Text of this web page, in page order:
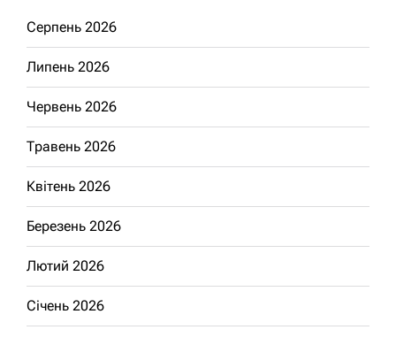
Серпень 2026
Липень 2026
Червень 2026
Травень 2026
Квітень 2026
Березень 2026
Лютий 2026
Січень 2026